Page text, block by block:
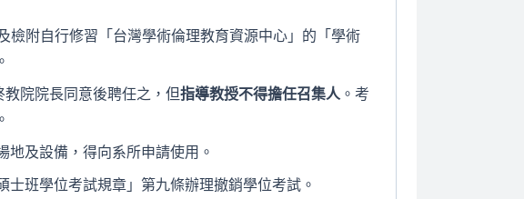
檢附自行修習「台灣學術倫理教育資源中心」的「學術
院院長同意後聘任之，但指導教授不得擔任召集人 。考
及設備，得向系所申請使用。
班學位考試規章」第九條辦理撤銷學位考試。